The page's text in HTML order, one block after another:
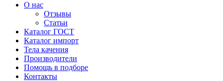
О нас
Отзывы
Статьи
Каталог ГОСТ
Каталог импорт
Тела качения
Производители
Помощь в подборе
Контакты